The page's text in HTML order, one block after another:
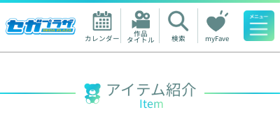
カレンダー 作品
タイトル 検索 myFave
人気ワード
アイテム紹介
Item